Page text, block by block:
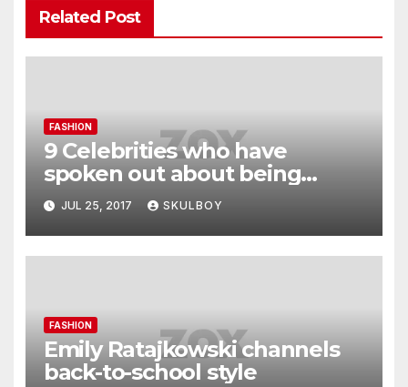
Related Post
FASHION
9 Celebrities who have
spoken out about being
photoshopped
JUL 25, 2017 SKULBOY
FASHION
Emily Ratajkowski channels
back-to-school style